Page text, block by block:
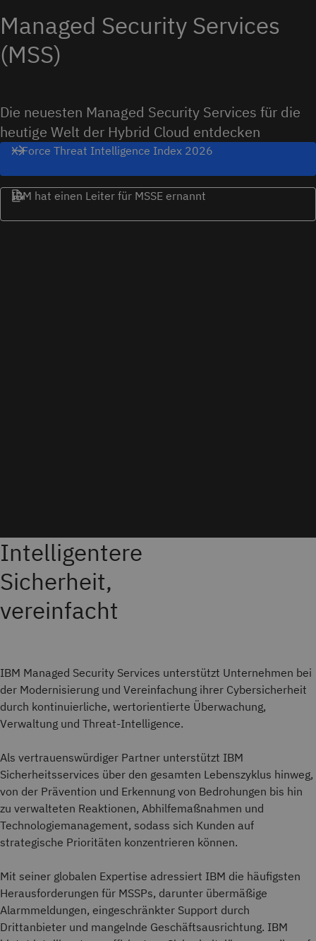
Managed Security Services
(MSS)
Die neuesten Managed Security Services für die
heutige Welt der Hybrid Cloud entdecken
X-Force Threat Intelligence Index 2026
IBM hat einen Leiter für MSSE ernannt
Intelligentere
Sicherheit,
vereinfacht
IBM Managed Security Services unterstützt Unternehmen bei
der Modernisierung und Vereinfachung ihrer Cybersicherheit
durch kontinuierliche, wertorientierte Überwachung,
Verwaltung und Threat-Intelligence.
Als vertrauenswürdiger Partner unterstützt IBM
Sicherheitsservices über den gesamten Lebenszyklus hinweg,
von der Prävention und Erkennung von Bedrohungen bis hin
zu verwalteten Reaktionen, Abhilfemaßnahmen und
Technologiemanagement, sodass sich Kunden auf
strategische Prioritäten konzentrieren können.
Mit seiner globalen Expertise adressiert IBM die häufigsten
Herausforderungen für MSSPs, darunter übermäßige
Alarmmeldungen, eingeschränkter Support durch
Drittanbieter und mangelnde Geschäftsausrichtung. IBM